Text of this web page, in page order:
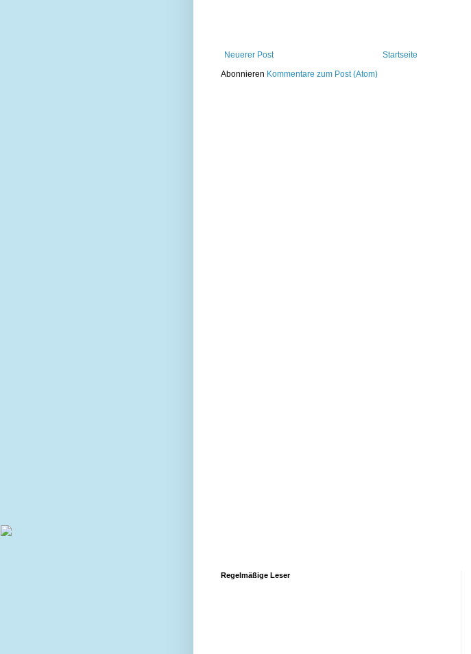
Neuerer Post
Startseite
Abonnieren Kommentare zum Post (Atom)
Regelmäßige Leser